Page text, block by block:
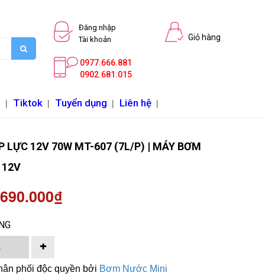
Đăng nhập
Tài khoản
Giỏ hàng
0977.666.881
0902.681.015
| Tiktok | Tuyển dụng | Liên hệ |
LỰC 12V 70W MT-607 (7L/P) | MÁY BƠM
phối độc quyền bởi Bơm Nước Mini